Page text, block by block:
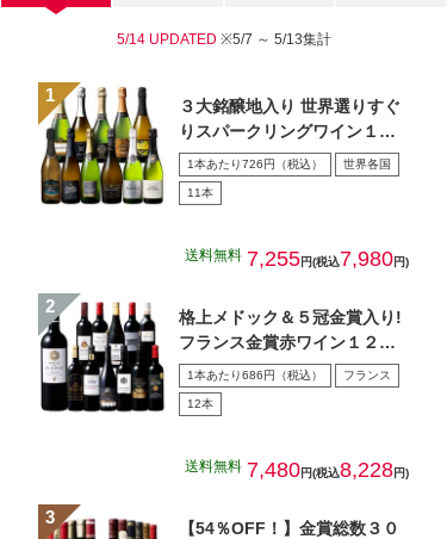
5/14 UPDATED ※5/7 ～ 5/13集計
３大銘醸地入り 世界選りすぐ
りスパークリングワイン１１
本セット 第４３弾
1本あたり726円（税込） 世界各国
11本
送料無料 7,255円(税込7,980円)
格上メドック＆５冠金賞入り!
フランス金賞赤ワイン１２本
セット 第１０８弾
1本あたり686円（税込） フランス
12本
送料無料 7,480円(税込8,228円)
【54％OFF！】金賞総数３０